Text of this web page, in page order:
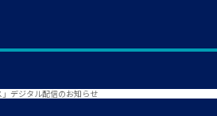
デジタル配信のお知らせ